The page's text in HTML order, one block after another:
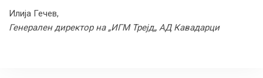
Илија Гечев,
Генерален директор на „ИГМ Трејд„ АД Кавадарци